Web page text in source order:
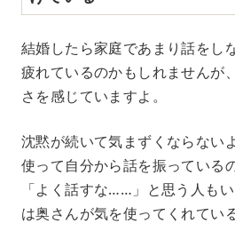
結婚したら家庭であまり話をし
疲れているのかもしれませんが
さを感じていますよ。
沈黙が続いて気まずくならない
使って自分から話を振っている
「よく話すな……」と思う人も
は奥さんが気を使ってくれてい